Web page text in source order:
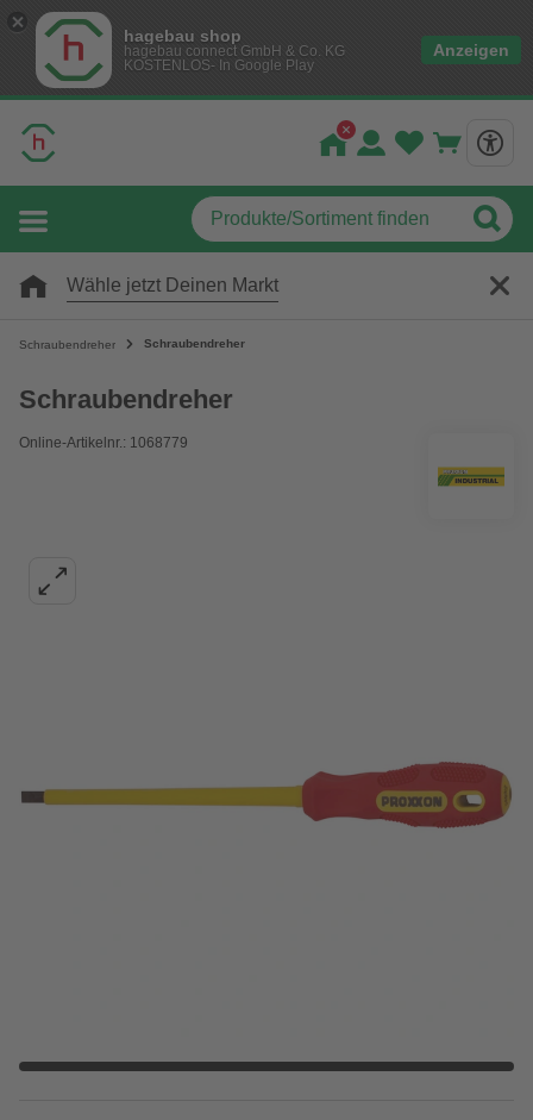
hagebau shop
hagebau connect GmbH & Co. KG
KOSTENLOS- In Google Play
Anzeigen
Wähle jetzt Deinen Markt
Schraubendreher Schraubendreher
Schraubendreher
Online-Artikelnr.: 1068779